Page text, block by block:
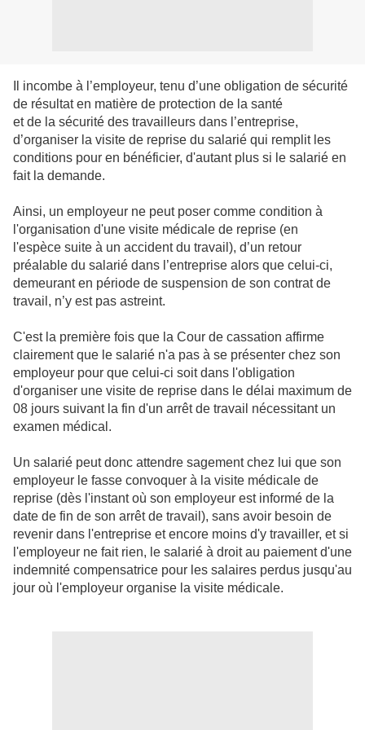
Il incombe à l’employeur, tenu d’une obligation de sécurité
de résultat en matière de protection de la santé
et de la sécurité des travailleurs dans l’entreprise,
d’organiser la visite de reprise du salarié qui remplit les
conditions pour en bénéficier, d'autant plus si le salarié en
fait la demande.
Ainsi, un employeur ne peut poser comme condition à
l'organisation d'une visite médicale de reprise (en
l'espèce suite à un accident du travail), d’un retour
préalable du salarié dans l’entreprise alors que celui-ci,
demeurant en période de suspension de son contrat de
travail, n’y est pas astreint.
C'est la première fois que la Cour de cassation affirme
clairement que le salarié n'a pas à se présenter chez son
employeur pour que celui-ci soit dans l'obligation
d'organiser une visite de reprise dans le délai maximum de
08 jours suivant la fin d'un arrêt de travail nécessitant un
examen médical.
Un salarié peut donc attendre sagement chez lui que son
employeur le fasse convoquer à la visite médicale de
reprise (dès l'instant où son employeur est informé de la
date de fin de son arrêt de travail), sans avoir besoin de
revenir dans l'entreprise et encore moins d'y travailler, et si
l'employeur ne fait rien, le salarié à droit au paiement d'une
indemnité compensatrice pour les salaires perdus jusqu'au
jour où l'employeur organise la visite médicale.